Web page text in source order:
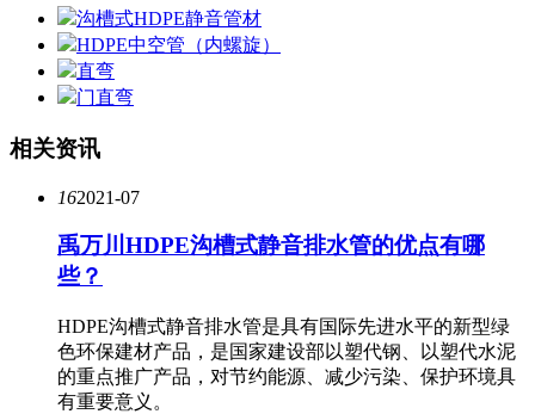
沟槽式HDPE静音管材
HDPE中空管（内螺旋）
直弯
门直弯
相关资讯
162021-07
禹万川HDPE沟槽式静音排水管的优点有哪
些？
HDPE沟槽式静音排水管是具有国际先进水平的新型绿
色环保建材产品，是国家建设部以塑代钢、以塑代水泥
的重点推广产品，对节约能源、减少污染、保护环境具
有重要意义。